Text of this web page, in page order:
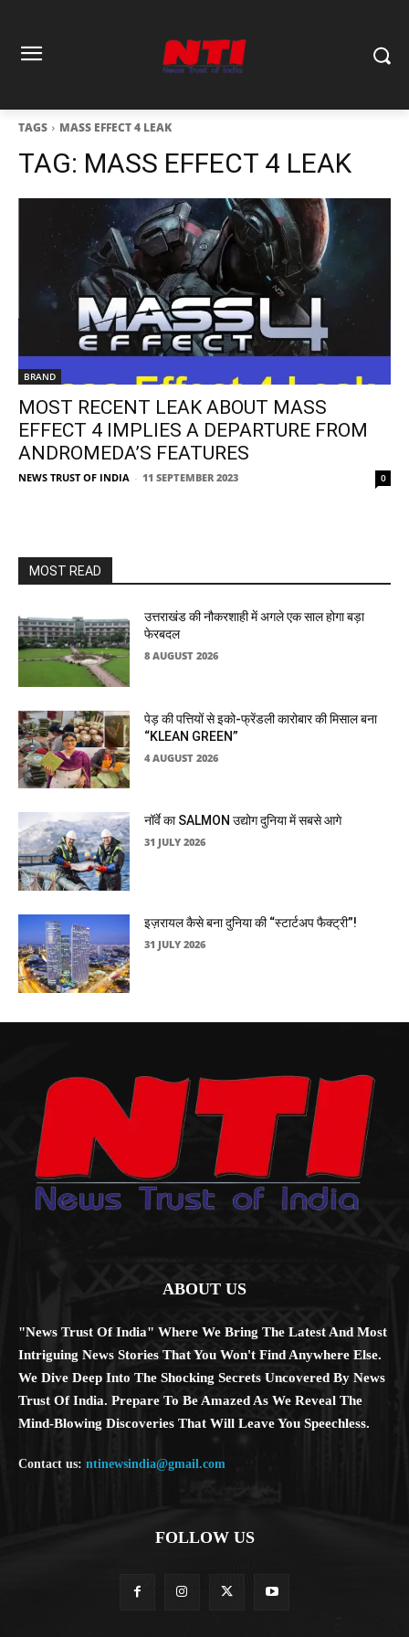
TAGS MASS EFFECT 4 LEAK
TAG: MASS EFFECT 4 LEAK
BRAND
MOST RECENT LEAK ABOUT MASS
EFFECT 4 IMPLIES A DEPARTURE FROM
ANDROMEDA’S FEATURES
NEWS TRUST OF INDIA - 11 SEPTEMBER 2023 0
MOST READ
उत्तराखंड की नौकरशाही में अगले एक साल होगा बड़ा
फेरबदल
8 AUGUST 2026
पेड़ की पत्तियों से इको-फ्रेंडली कारोबार की मिसाल बना
“KLEAN GREEN”
4 AUGUST 2026
नॉर्वे का SALMON उद्योग दुनिया में सबसे आगे
31 JULY 2026
इज़रायल कैसे बना दुनिया की “स्टार्टअप फैक्ट्री”!
31 JULY 2026
ABOUT US
"News Trust Of India" Where We Bring The Latest And Most
Intriguing News Stories That You Won't Find Anywhere Else.
We Dive Deep Into The Shocking Secrets Uncovered By News
Trust Of India. Prepare To Be Amazed As We Reveal The
Mind-Blowing Discoveries That Will Leave You Speechless.
Contact us: ntinewsindia@gmail.com
FOLLOW US